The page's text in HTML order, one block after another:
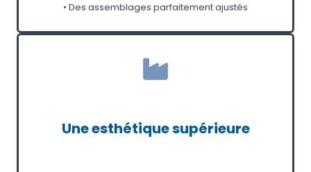
• Des assemblages parfaitement ajustés
Une esthétique supérieure